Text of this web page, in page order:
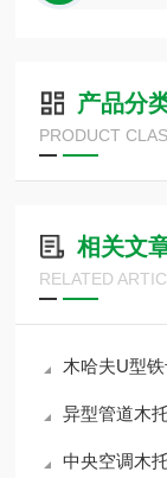
产品分
PRODUCT
相关文
RELATED
木哈夫U型
异型管道木
中央空调木